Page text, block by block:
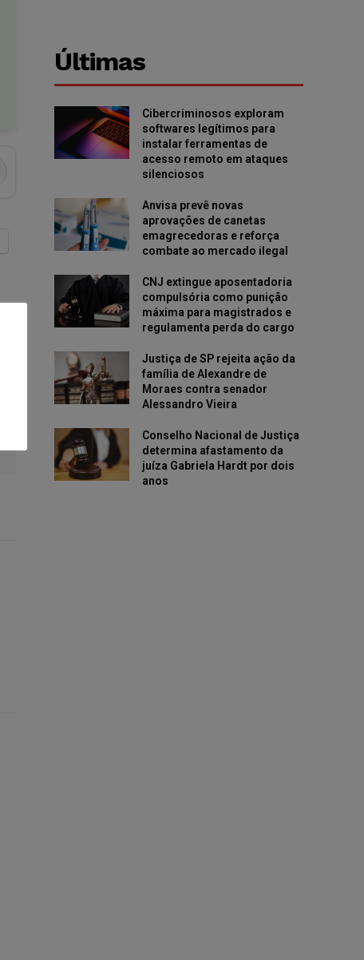
Últimas
Cibercriminosos exploram
softwares legítimos para
instalar ferramentas de
acesso remoto em ataques
silenciosos
Anvisa prevê novas
aprovações de canetas
emagrecedoras e reforça
combate ao mercado ilegal
CNJ extingue aposentadoria
compulsória como punição
máxima para magistrados e
regulamenta perda do cargo
Justiça de SP rejeita ação da
família de Alexandre de
Moraes contra senador
Alessandro Vieira
Conselho Nacional de Justiça
determina afastamento da
juíza Gabriela Hardt por dois
anos